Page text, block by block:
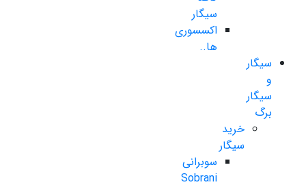
سیگار
اکسسوری
ها..
سیگار
و
سیگار
برگ
خرید
سیگار
سوبرانی
Sobrani